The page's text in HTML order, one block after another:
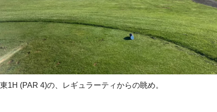
東1H (PAR 4)の、レギュラーティからの眺め。